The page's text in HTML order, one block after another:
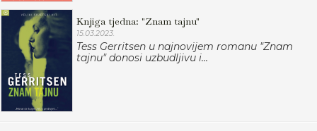
Knjiga tjedna: "Znam tajnu"
15.03.2023.
Tess Gerritsen u najnovijem romanu "Znam
tajnu" donosi uzbudljivu i...